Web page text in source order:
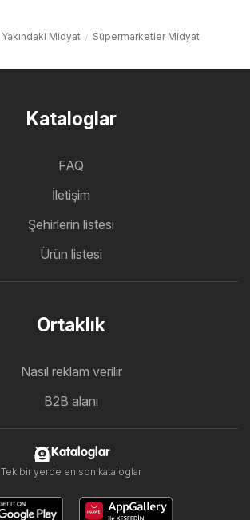
Yakındaki Midyat Süpermarketler Midyat
Kataloglar
FAQ
İletişim
Şehirlerin listesi
Ürün listesi
Ortaklık
Nasıl reklam verilir
B2B alanı
Kataloglar
Tek bir yerde en son kataloglar